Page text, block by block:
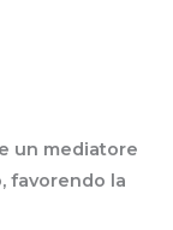
un mediatore
favorendo la